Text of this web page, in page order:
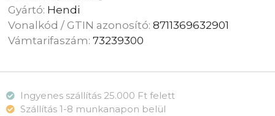
Gyártó: Hendi
Vonalkód / GTIN azonosító:8711369632901
Vámtarifaszám:73239300
Ingyenes szállítás 25.000 Ft felett
Szállítás 1-8 munkanapon belül